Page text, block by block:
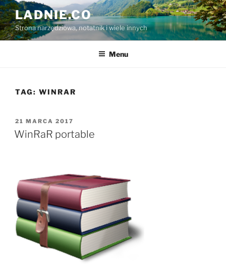
Przejdź
do
treści
LADNIE.CO
Strona narzędziowa, notatnik i wiele innych
Menu
TAG: WINRAR
OPUBLIKOWANE
W
21 MARCA 2017
WinRaR portable